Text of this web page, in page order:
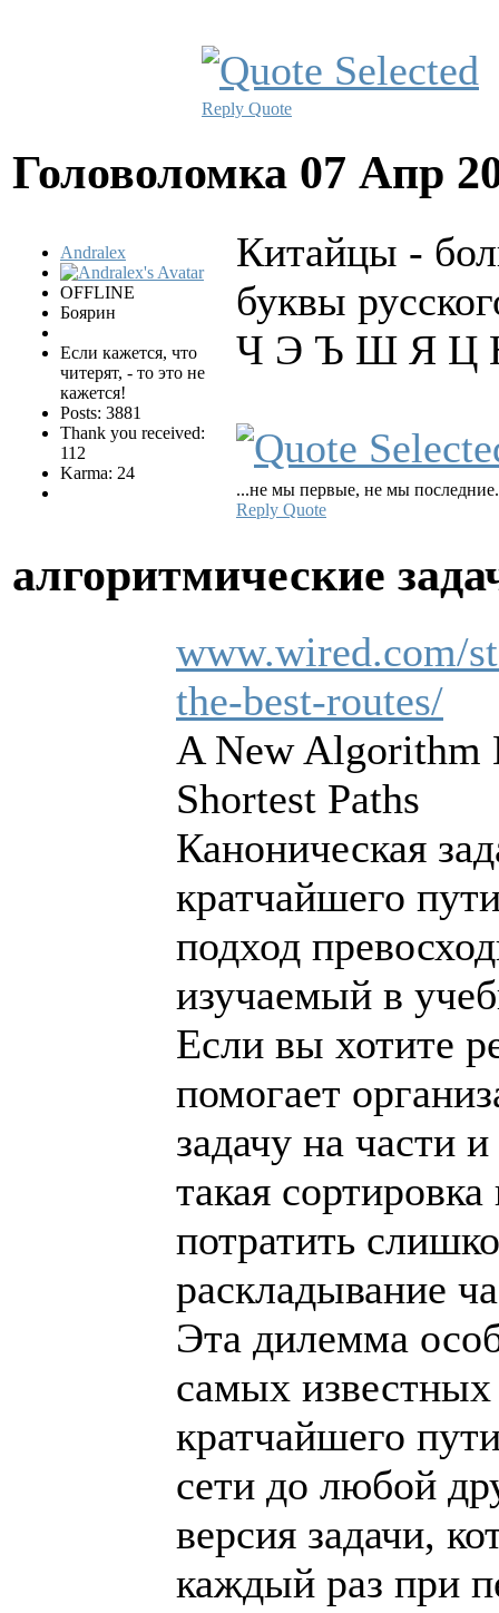
Reply Quote
Головоломка 07 Апр
Andralex
OFFLINE
Боярин
Если кажется, что
читерят, - то это не
кажется!
Posts: 3881
Thank you received:
112
Karma: 24
Китайцы -
буквы
Ч Э Ъ Ш Я
...не мы первые, не мы
Reply Quote
алгоритмические
www.wired.com/
the-best-routes/
A New Algorithm
Shortest Paths
Каноническая
кратчайшего
подход
изучаемый в
Если вы хотите
помогает
задачу на части
такая
потратить
раскладывание
Эта дилемма
самых
кратчайшего
сети до любой
версия задачи,
каждый раз при